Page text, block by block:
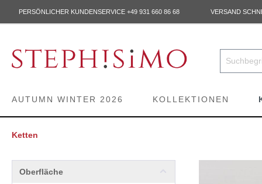
PERSÖNLICHER KUNDENSERVICE +49 931 660 86 68 VERSAND
AUTUMN WINTER 2026 KOLLEKTIONEN
Ketten
Oberfläche